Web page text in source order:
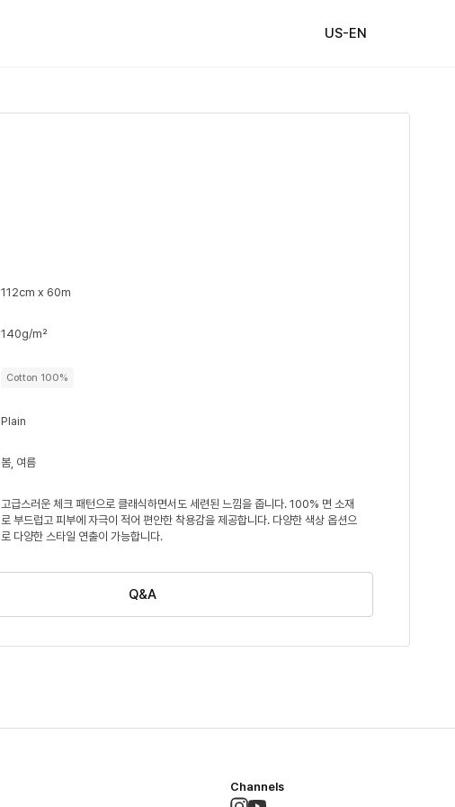
US-EN
112cm x 60m
140g/m²
Cotton 100%
Plain
봄, 여름
고급스러운 체크 패턴으로 클래식하면서도 세련된 느낌을 줍니다. 100% 면 소재
로 부드럽고 피부에 자극이 적어 편안한 착용감을 제공합니다. 다양한 색상 옵션으
로 다양한 스타일 연출이 가능합니다.
Q&A
Channels